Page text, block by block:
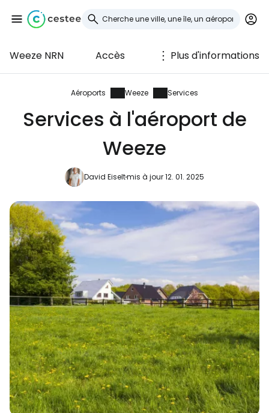
Weeze NRN Accès Plus d'informations
Aéroports Weeze Services
Services à l'aéroport de
Weeze
David Eiseltmis à jour 12. 01. 2025
Se connecter à
Cestee
... la communauté mondiale des voyageurs
Continuer avec Facebook
Poursuivre avec le courrier
électronique